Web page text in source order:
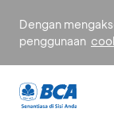
Dengan
penggunaan